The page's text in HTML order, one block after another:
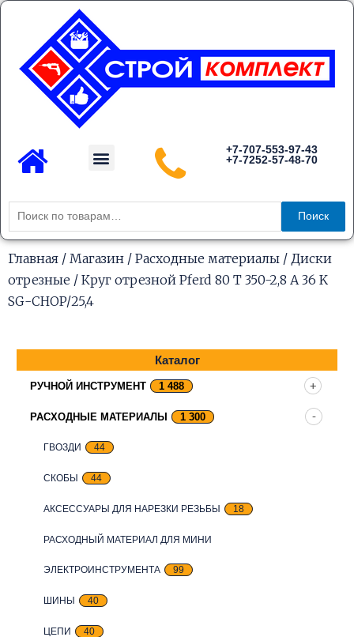
Перейти
содержимому
Menu
+7-707-553-97-43
+7-7252-57-48-70
Искать:
Поиск
Главная / Магазин / Расходные материалы / Диски
отрезные / Круг отрезной Pferd 80 T 350-2,8 A 36 K
SG-CHOP/25,4
Каталог
РУЧНОЙ ИНСТРУМЕНТ 1 488
РАСХОДНЫЕ МАТЕРИАЛЫ 1 300
ГВОЗДИ 44
СКОБЫ 44
АКСЕССУАРЫ ДЛЯ НАРЕЗКИ РЕЗЬБЫ 18
РАСХОДНЫЙ МАТЕРИАЛ ДЛЯ МИНИ
ЭЛЕКТРОИНСТРУМЕНТА 99
ШИНЫ 40
ЦЕПИ 40